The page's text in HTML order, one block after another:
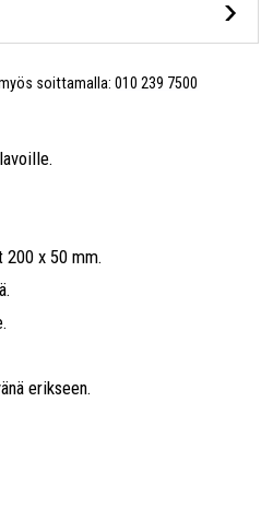
soittamalla:010 239 7500
200 x 50 mm.
erikseen.